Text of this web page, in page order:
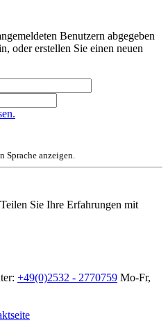
Benutzern abgegeben
oder erstellen Sie einen neuen
Sprache anzeigen.
Sie Ihre Erfahrungen mit
+49(0)2532 - 2770759 Mo-Fr,